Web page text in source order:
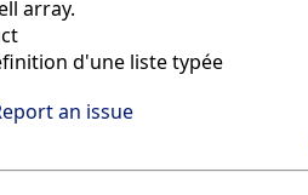
array.
d'une liste typée
an issue